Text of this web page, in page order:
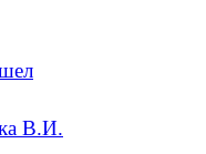
В.И.